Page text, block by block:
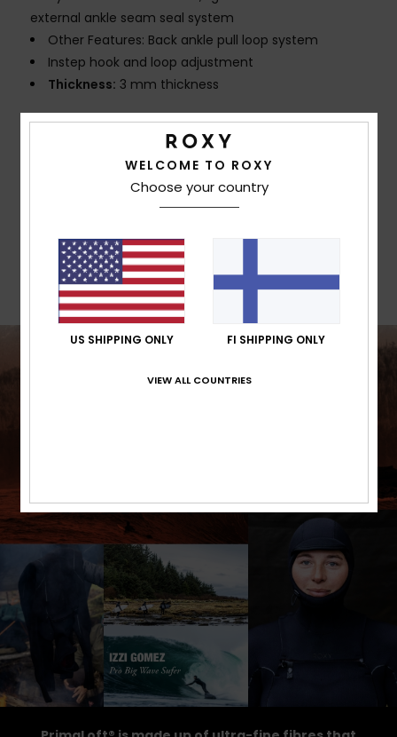
external ankle seam seal system
Other Features: Back ankle pull loop system
Instep hook and loop adjustment
Thickness: 3 mm thickness
Composition[Main Fabric] 92% Nylon/Polyamide, 8%
Warranty
WELCOME TO ROXY
Choose your country
US SHIPPING ONLY FI SHIPPING ONLY
VIEW ALL COUNTRIES